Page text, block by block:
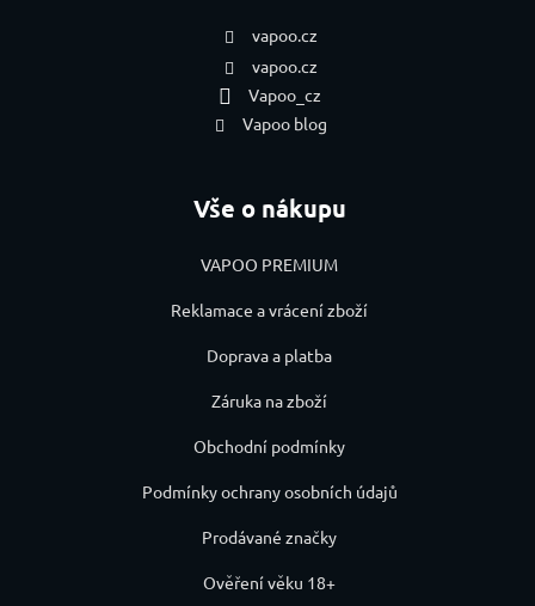
vapoo.cz
vapoo.cz
Vapoo_cz
Vapoo blog
Vše o nákupu
VAPOO PREMIUM
Reklamace a vrácení zboží
Doprava a platba
Záruka na zboží
Obchodní podmínky
Podmínky ochrany osobních údajů
Prodávané značky
Ověření věku 18+